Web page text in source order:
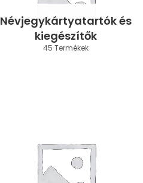
Névjegykártyatartók és
kiegészítők
45 Termékek